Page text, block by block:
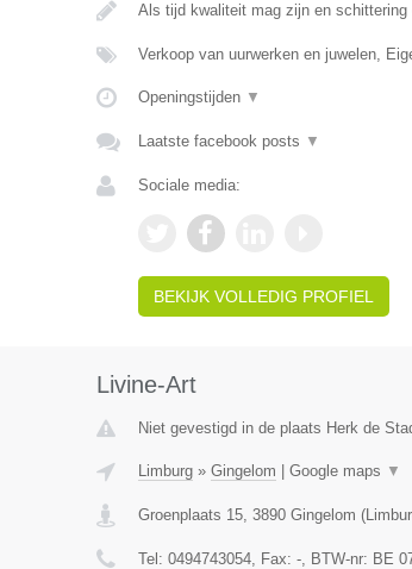
Als tijd kwaliteit mag zijn en schittering
Verkoop van uurwerken en juwelen,
Openingstijden ▼
Laatste facebook posts ▼
Sociale media:
BEKIJK VOLLEDIG PROFIEL
Livine-Art
Niet gevestigd in de plaats Herk de
Limburg» Gingelom Google maps ▼
Groenplaats 15, 3890 Gingelom (
Tel: 0494743054, Fax: -, BTW-nr: BE